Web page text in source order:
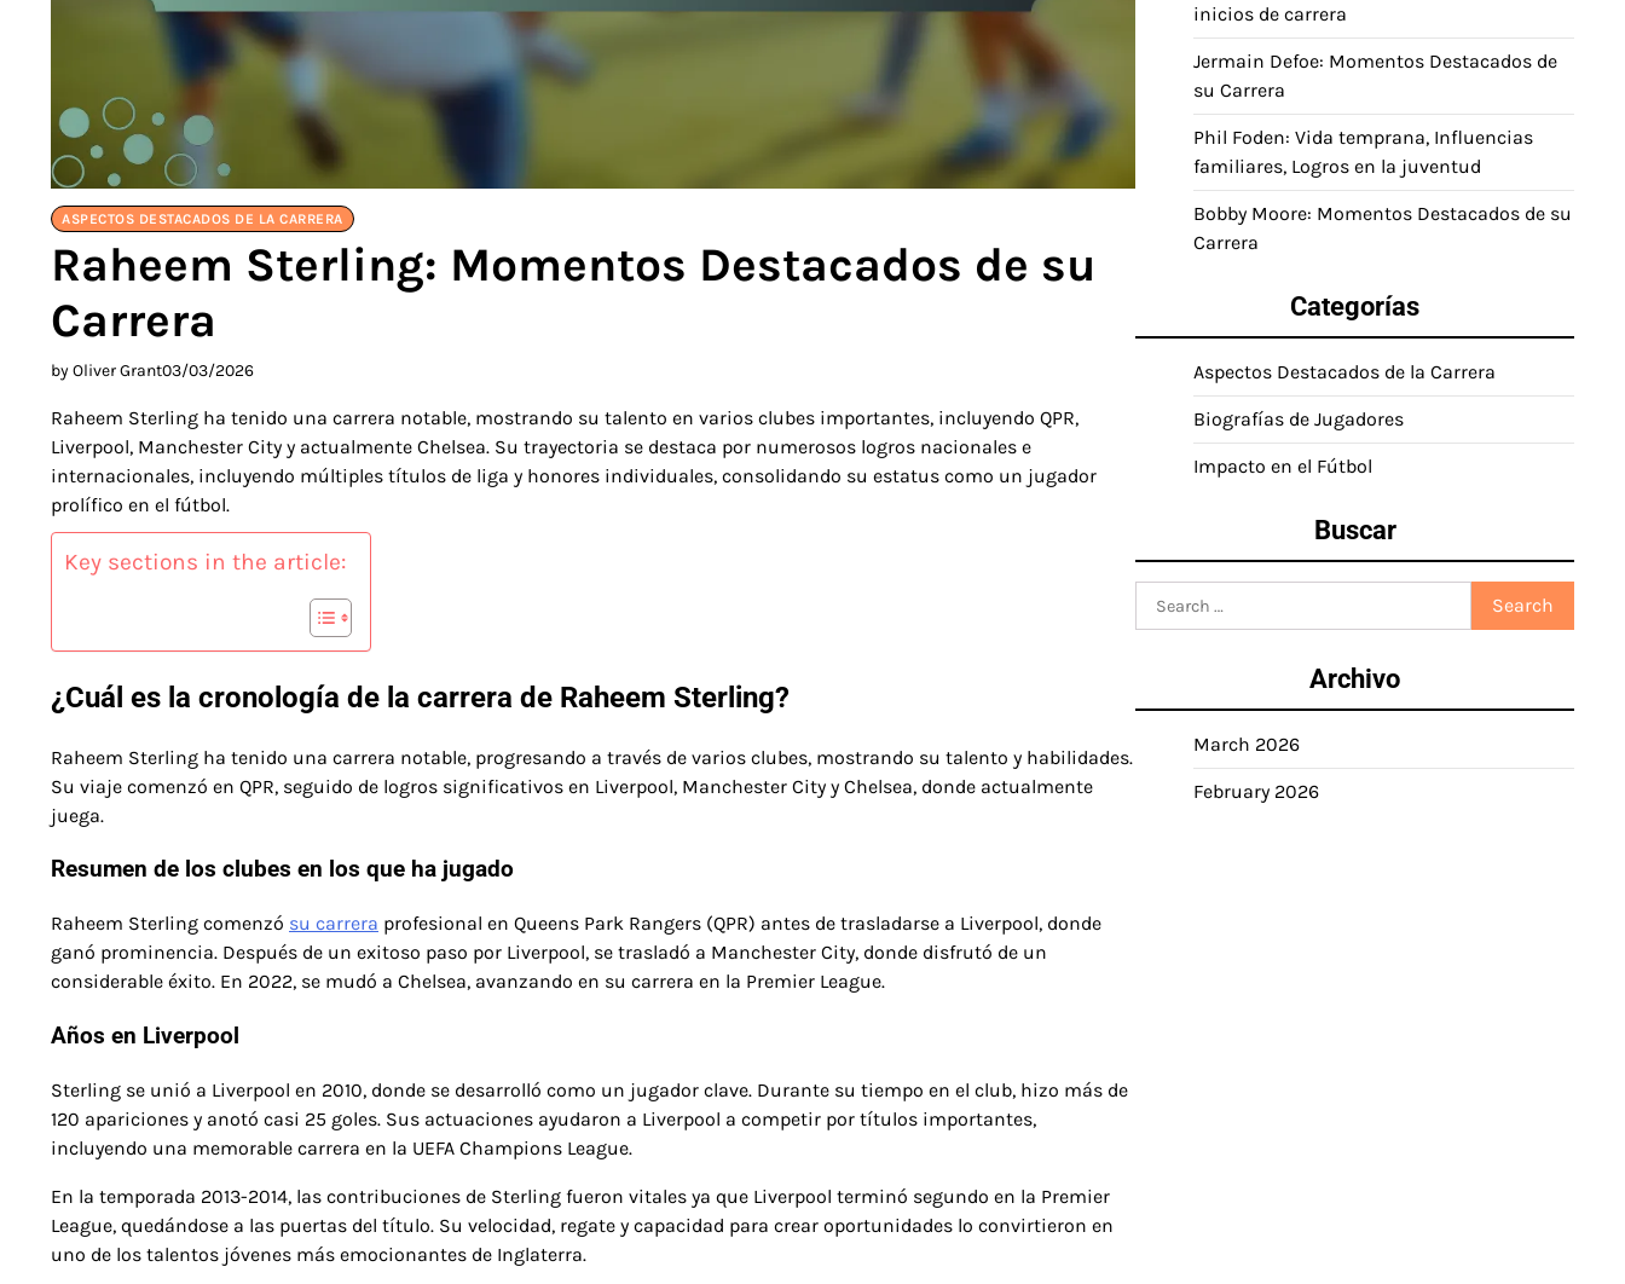
ASPECTOS DESTACADOS DE LA CARRERA
Raheem Sterling: Momentos Destacados de su
Carrera
by Oliver Grant03/03/2026
Raheem Sterling ha tenido una carrera notable, mostrando su talento en varios clubes importantes, incluyendo QPR,
Liverpool, Manchester City y actualmente Chelsea. Su trayectoria se destaca por numerosos logros nacionales e
internacionales, incluyendo múltiples títulos de liga y honores individuales, consolidando su estatus como un jugador
prolífico en el fútbol.
Key sections in the article:
¿Cuál es la cronología de la carrera de Raheem Sterling?
Raheem Sterling ha tenido una carrera notable, progresando a través de varios clubes, mostrando su talento y habilidades.
Su viaje comenzó en QPR, seguido de logros significativos en Liverpool, Manchester City y Chelsea, donde actualmente
juega.
Resumen de los clubes en los que ha jugado
Raheem Sterling comenzó su carrera profesional en Queens Park Rangers (QPR) antes de trasladarse a Liverpool, donde
ganó prominencia. Después de un exitoso paso por Liverpool, se trasladó a Manchester City, donde disfrutó de un
considerable éxito. En 2022, se mudó a Chelsea, avanzando en su carrera en la Premier League.
Años en Liverpool
Sterling se unió a Liverpool en 2010, donde se desarrolló como un jugador clave. Durante su tiempo en el club, hizo más de
120 apariciones y anotó casi 25 goles. Sus actuaciones ayudaron a Liverpool a competir por títulos importantes,
incluyendo una memorable carrera en la UEFA Champions League.
En la temporada 2013-2014, las contribuciones de Sterling fueron vitales ya que Liverpool terminó segundo en la Premier
League, quedándose a las puertas del título. Su velocidad, regate y capacidad para crear oportunidades lo convirtieron en
uno de los talentos jóvenes más emocionantes de Inglaterra.
inicios de carrera
Jermain Defoe: Momentos Destacados de
su Carrera
Phil Foden: Vida temprana, Influencias
familiares, Logros en la juventud
Bobby Moore: Momentos Destacados de su
Carrera
Categorías
Aspectos Destacados de la Carrera
Biografías de Jugadores
Impacto en el Fútbol
Buscar
for:
Archivo
March 2026
February 2026